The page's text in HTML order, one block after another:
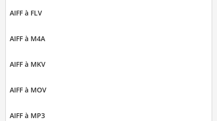
AIFF à FLV
AIFF à M4A
AIFF à MKV
AIFF à MOV
AIFF à MP3